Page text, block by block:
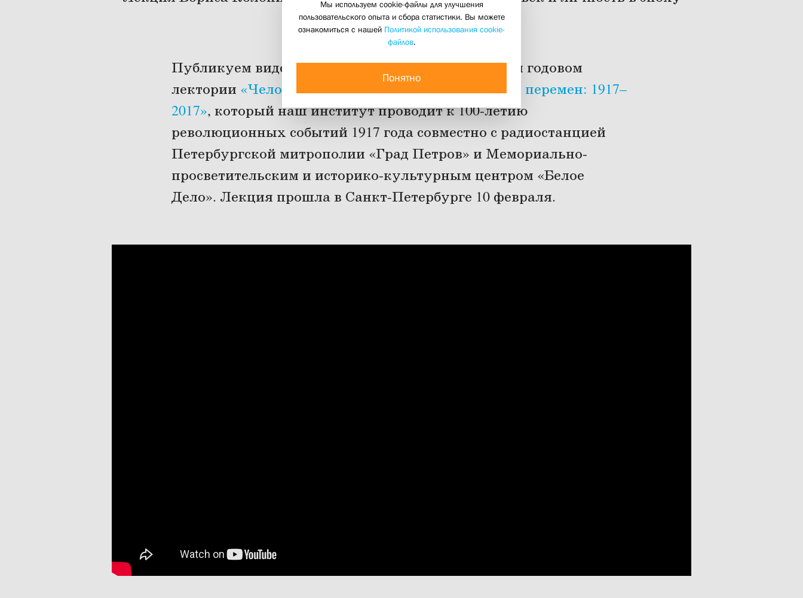
кризисов и перемен: 1917–2017»
14 марта 2017
Публикуем видеозапись пятой лекции в открытом годовом
лектории «Человек и личность в эпоху кризисов и перемен: 1917–
2017», который наш институт проводит к 100-летию
революционных событий 1917 года совместно с радиостанцией
Петербургской митрополии «Град Петров» и Мемориально-
просветительским и историко-культурным центром «Белое
Дело». Лекция прошла в Санкт-Петербурге 10 февраля.
Мы используем cookie-файлы для улучшения
пользовательского опыта и сбора статистики. Вы можете
ознакомиться с нашей Политикой использования cookie-
файлов.
Понятно